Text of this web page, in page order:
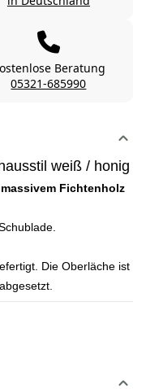
Beratung
05321-685990
weiß / honig
Fichtenholz
Die Oberläche ist